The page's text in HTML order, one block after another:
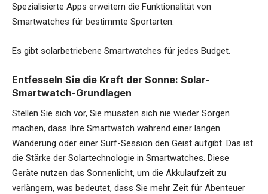
Spezialisierte Apps erweitern die Funktionalität von
Smartwatches für bestimmte Sportarten.
Es gibt solarbetriebene Smartwatches für jedes Budget.
Entfesseln Sie die Kraft der Sonne: Solar-
Smartwatch-Grundlagen
Stellen Sie sich vor, Sie müssten sich nie wieder Sorgen
machen, dass Ihre Smartwatch während einer langen
Wanderung oder einer Surf-Session den Geist aufgibt. Das ist
die Stärke der Solartechnologie in Smartwatches. Diese
Geräte nutzen das Sonnenlicht, um die Akkulaufzeit zu
verlängern, was bedeutet, dass Sie mehr Zeit für Abenteuer